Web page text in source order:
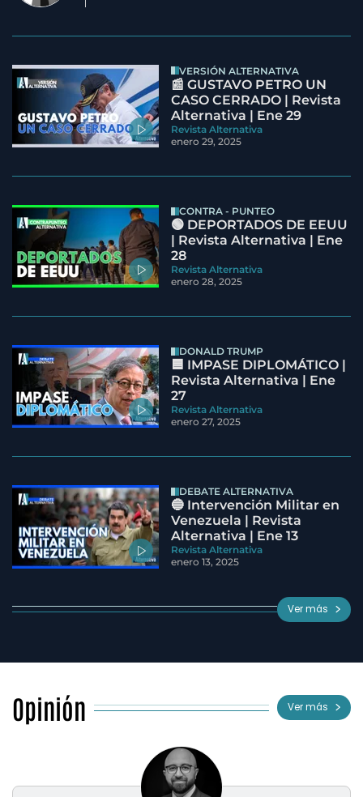
VERSIÓN ALTERNATIVA
📰 GUSTAVO PETRO UN
CASO CERRADO | Revista
Alternativa | Ene 29
Revista Alternativa
enero 29, 2025
CONTRA - PUNTEO
🟢 DEPORTADOS DE EEUU
| Revista Alternativa | Ene
28
Revista Alternativa
enero 28, 2025
DONALD TRUMP
🟦 IMPASE DIPLOMÁTICO |
Revista Alternativa | Ene
27
Revista Alternativa
enero 27, 2025
DEBATE ALTERNATIVA
🔵 Intervención Militar en
Venezuela | Revista
Alternativa | Ene 13
Revista Alternativa
enero 13, 2025
Ver más
Opinión Ver más